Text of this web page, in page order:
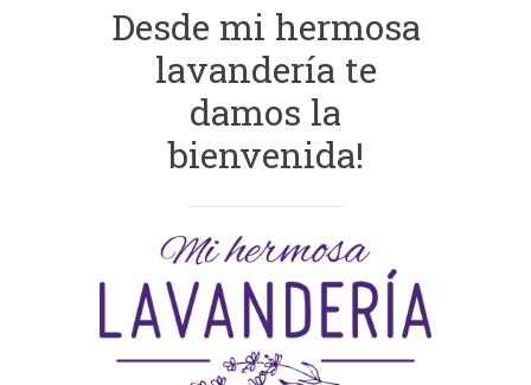
Desde mi hermosa
lavandería te
damos la
bienvenida!